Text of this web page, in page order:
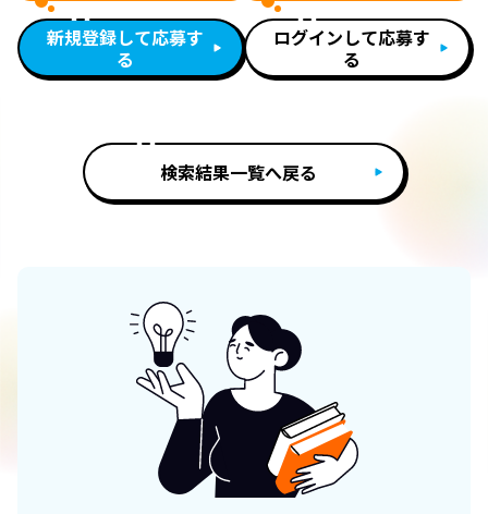
新規登録して応募す
る
ログインして応募す
る
検索結果一覧へ戻る